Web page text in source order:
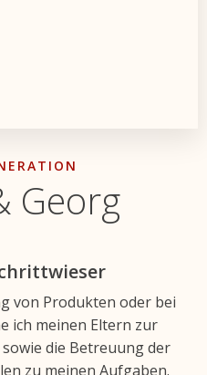
Georg
von Produkten oder bei
ich meinen Eltern zur
die Betreuung der
zu meinen Aufgaben.